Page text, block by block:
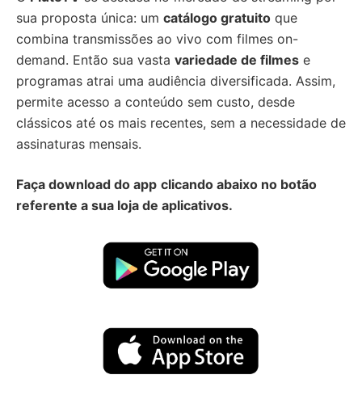
sua proposta única: um catálogo gratuito que
combina transmissões ao vivo com filmes on-
demand. Então sua vasta variedade de filmes e
programas atrai uma audiência diversificada. Assim,
permite acesso a conteúdo sem custo, desde
clássicos até os mais recentes, sem a necessidade de
assinaturas mensais.
Faça download do app clicando abaixo no botão
referente a sua loja de aplicativos.